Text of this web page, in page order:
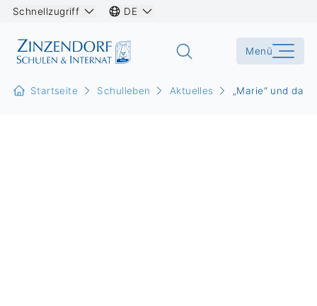
Schnellzugriff DE
Menü
Startseite Schulleben Aktuelles „Marie“ und